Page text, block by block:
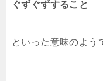
ぐずぐずすること
といった意味のよう